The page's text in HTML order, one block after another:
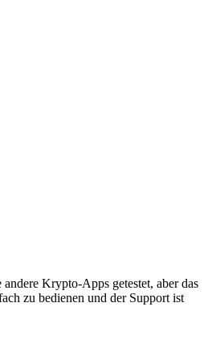
Krypto-Apps getestet, aber das
zu bedienen und der Support ist